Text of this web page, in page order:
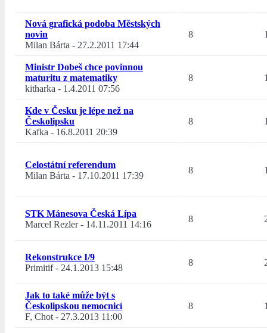
Nová grafická podoba Městských
novin
Milan Bárta - 27.2.2011 17:44
8
Ministr Dobeš chce povinnou
maturitu z matematiky
kitharka - 1.4.2011 07:56
8
Kde v Česku je lépe než na
Českolipsku
Kafka - 16.8.2011 20:39
8
Celostátní referendum
Milan Bárta - 17.10.2011 17:39
8
STK Mánesova Česká Lípa
Marcel Rezler- 14.11.2011 14:16
8
Rekonstrukce I/9
Primitif- 24.1.2013 15:48
8
Jak to také může být s
Českolipskou nemocnicí
F, Chot- 27.3.2013 11:00
8